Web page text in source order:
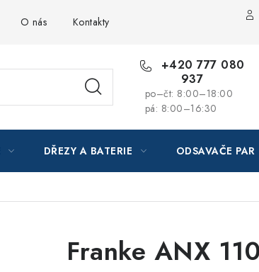
O nás Kontakty
+420 777 080
937
po–čt: 8:00–18:00
pá: 8:00–16:30
DŘEZY A BATERIE ODSAVAČE PAR
Franke ANX